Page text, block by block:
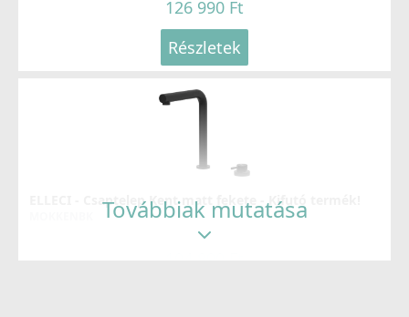
126 990 Ft
Részletek
ELLECI - Csaptelep Kent matt fekete - Kifutó termék!
Továbbiak mutatása